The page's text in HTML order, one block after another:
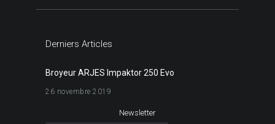
Derniers Articles
Broyeur ARJES Impaktor 250 Evo
26 novembre 2019
Newsletter